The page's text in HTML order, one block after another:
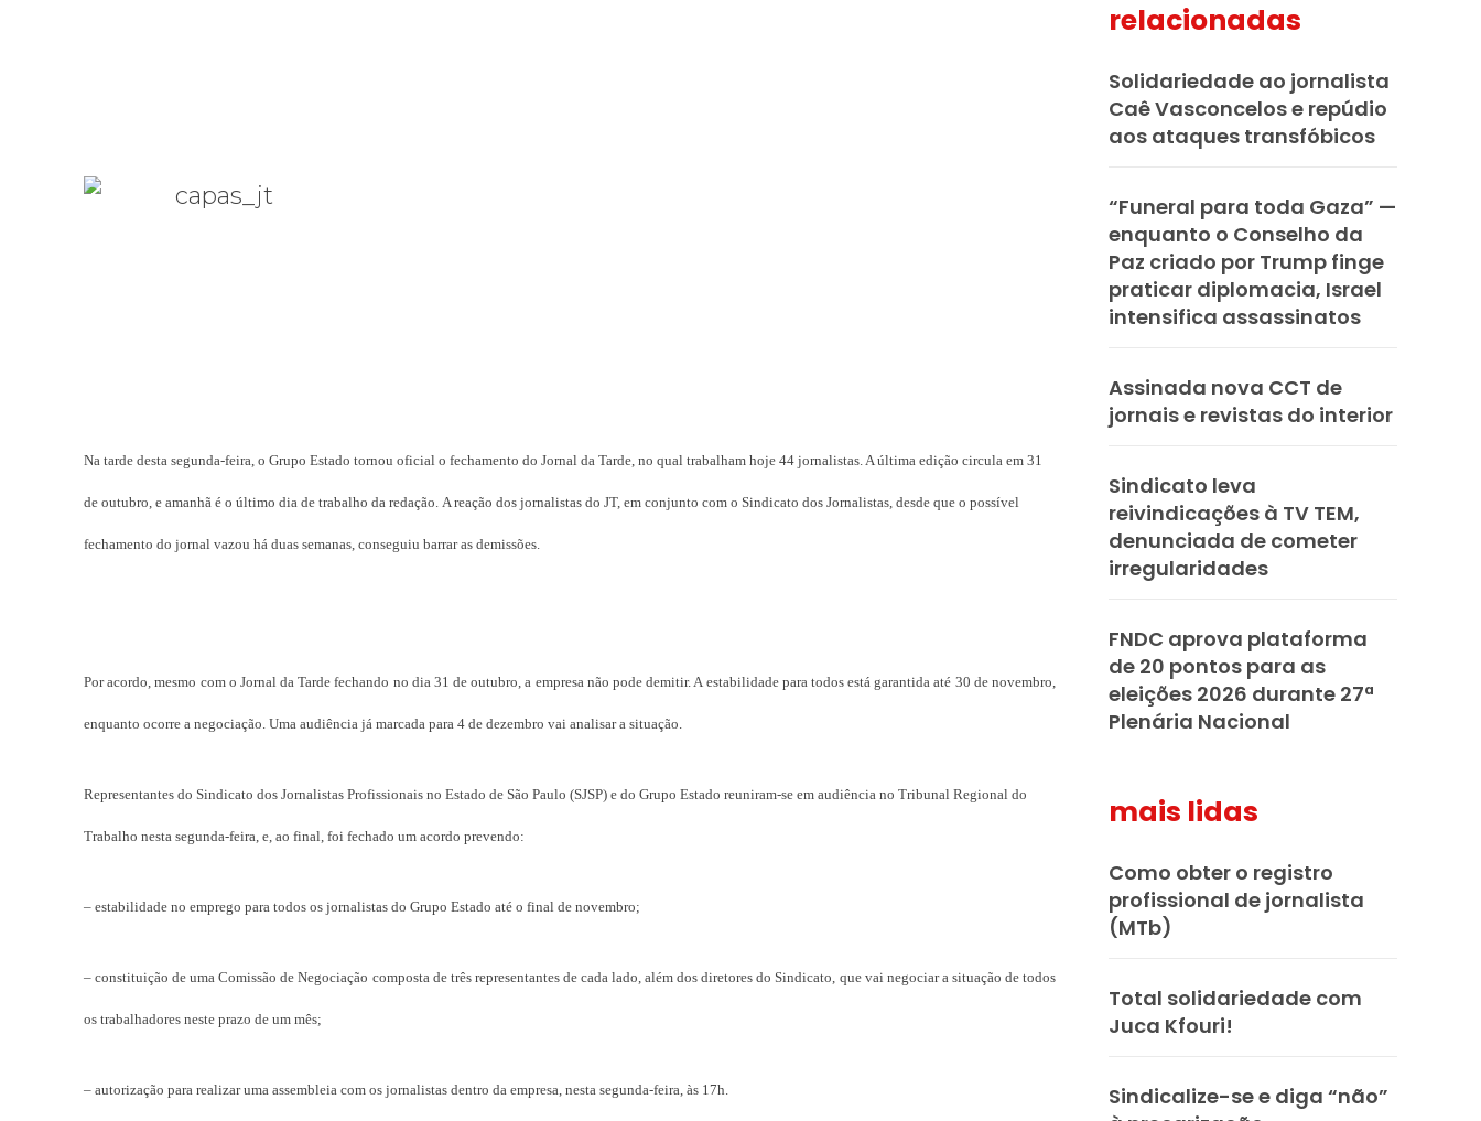
Na tarde desta segunda-feira, o Grupo Estado tornou oficial o fechamento do Jornal da Tarde, no qual trabalham hoje 44 jornalistas. A última edição circula em 31
de outubro, e amanhã é o último dia de trabalho da redação. A reação dos jornalistas do JT, em conjunto com o Sindicato dos Jornalistas, desde que o possível
fechamento do jornal vazou há duas semanas, conseguiu barrar as demissões.
Por acordo, mesmo com o Jornal da Tarde fechando no dia 31 de outubro, a empresa não pode demitir. A estabilidade para todos está garantida até 30 de novembro,
enquanto ocorre a negociação. Uma audiência já marcada para 4 de dezembro vai analisar a situação.
Representantes do Sindicato dos Jornalistas Profissionais no Estado de São Paulo (SJSP) e do Grupo Estado reuniram-se em audiência no Tribunal Regional do
Trabalho nesta segunda-feira, e, ao final, foi fechado um acordo prevendo:
– estabilidade no emprego para todos os jornalistas do Grupo Estado até o final de novembro;
– constituição de uma Comissão de Negociação composta de três representantes de cada lado, além dos diretores do Sindicato, que vai negociar a situação de todos
os trabalhadores neste prazo de um mês;
– autorização para realizar uma assembleia com os jornalistas dentro da empresa, nesta segunda-feira, às 17h.
relacionadas
Solidariedade ao jornalista
Caê Vasconcelos e repúdio
aos ataques transfóbicos
“Funeral para toda Gaza” —
enquanto o Conselho da
Paz criado por Trump finge
praticar diplomacia, Israel
intensifica assassinatos
Assinada nova CCT de
jornais e revistas do interior
Sindicato leva
reivindicações à TV TEM,
denunciada de cometer
irregularidades
FNDC aprova plataforma
de 20 pontos para as
eleições 2026 durante 27ª
Plenária Nacional
mais lidas
Como obter o registro
profissional de jornalista
(MTb)
Total solidariedade com
Juca Kfouri!
Sindicalize-se e diga “não”